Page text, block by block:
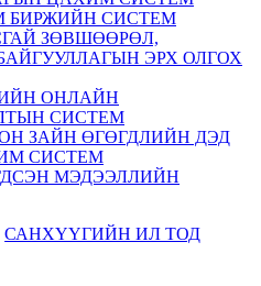
БИРЖИЙН СИСТЕМ
ЗӨВШӨӨРӨЛ,
ЭРХ ОЛГОХ
ИЙН ОНЛАЙН
СИСТЕМ
ЗАЙН ӨГӨГДЛИЙН ДЭД
СИСТЕМ
МЭДЭЭЛЛИЙН
САНХҮҮГИЙН ИЛ ТОД